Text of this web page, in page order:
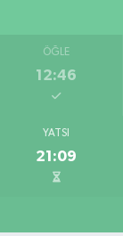
ÖĞLE
12:46
YATSI
21:09